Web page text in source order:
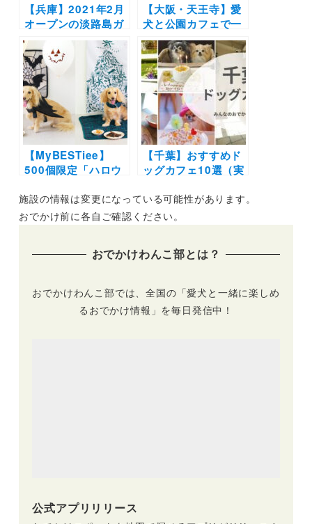
【兵庫】2021年2月
オープンの淡路島ガ
ーデンカフェ
『miele the
garden』は店内・
テラス席わんこ
OK！絶景と淡路島
野菜サンドイッチを
楽しめる♪
【大阪・天王寺】愛
犬と公園カフェで一
緒に食事できる！
「ソライロキッチン
天王寺inてんしば」
ドッグメニュー開始
| 記念日プランも
【MyBESTiee】
500個限定「ハロウ
スマスBOX」販売開
始！可愛い装飾品か
【千葉】おすすめド
ッグカフェ10選（実
き）ドッグラン併設
や撮影スポットも！
施設の情報は変更になっている可能性があります。
おでかけ前に各自ご確認ください。
おでかけわんこ部とは？
おでかけわんこ部では、全国の「愛犬と一緒に楽しめ
るおでかけ情報」を毎日発信中！
公式アプリリリース